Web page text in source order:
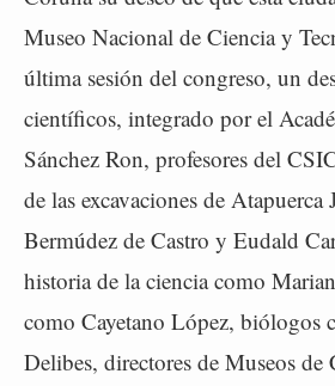
Museo Nacional de Ciencia y
última sesión del congreso, un
científicos, integrado por el
Sánchez Ron, profesores del
de las excavaciones de Atapuerca
Bermúdez de Castro y Eudald
historia de la ciencia como
como Cayetano López, biólogos
Delibes, directores de Museos de